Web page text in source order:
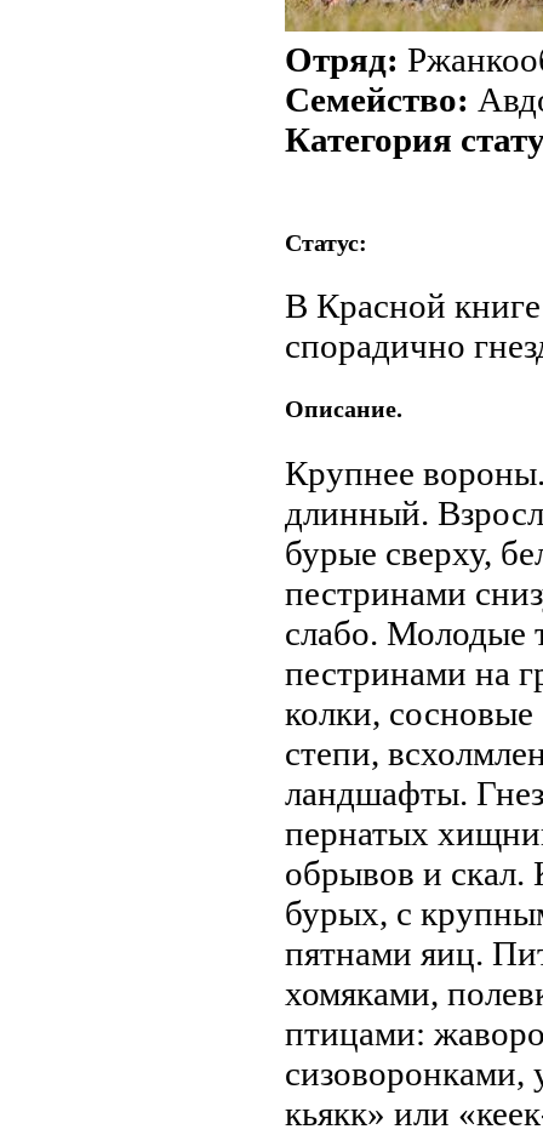
Отряд:
Семейство:
Категория
Статус:
В Красной
спорадично
Описание.
Крупнее
длинный.
бурые сверху,
пестринами
слабо. Молодые
пестринами на
колки,
степи,
ландшафты.
пернатых
обрывов и скал.
бурых, с
пятнами яиц.
хомяками,
птицами:
сизоворонками,
кьякк» или